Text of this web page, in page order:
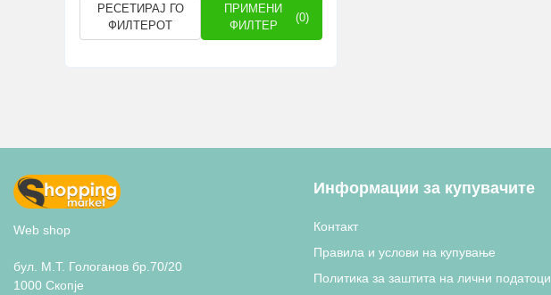
ПРИМЕНИ
ФИЛТЕР
(0)
РЕСЕТИРАЈ ГО
ФИЛТЕРОТ
Web shop
бул. М.Т. Гологанов бр.70/20
1000 Скопје
Информации за купувачите
Контакт
Правила и услови на купување
Политика за заштита на лични податоци